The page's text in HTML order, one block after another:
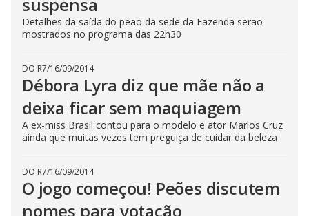
Detalhes da saída do peão da sede da Fazenda serão
mostrados no programa das 22h30
DO R7/16/09/2014
Débora Lyra diz que mãe não a
deixa ficar sem maquiagem
A ex-miss Brasil contou para o modelo e ator Marlos Cruz
ainda que muitas vezes tem preguiça de cuidar da beleza
DO R7/16/09/2014
O jogo começou! Peões discutem
nomes para votação